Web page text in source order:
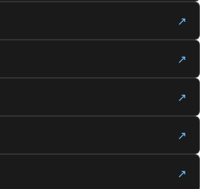
↗
↗
↗
↗
↗